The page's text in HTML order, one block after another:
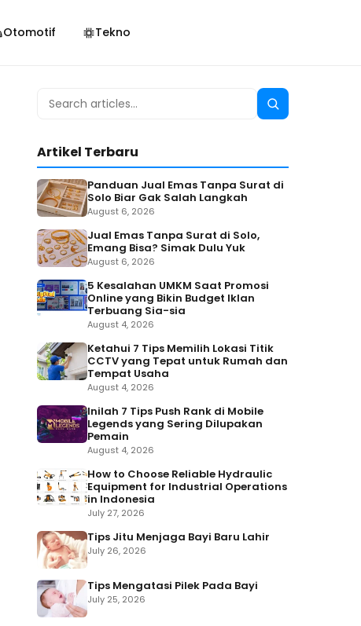
Otomotif Tekno
Search
Search
Artikel Terbaru
Panduan Jual Emas Tanpa Surat di
Solo Biar Gak Salah Langkah
August 6, 2026
Jual Emas Tanpa Surat di Solo,
Emang Bisa? Simak Dulu Yuk
August 6, 2026
5 Kesalahan UMKM Saat Promosi
Online yang Bikin Budget Iklan
Terbuang Sia-sia
August 4, 2026
Ketahui 7 Tips Memilih Lokasi Titik
CCTV yang Tepat untuk Rumah dan
Tempat Usaha
August 4, 2026
Inilah 7 Tips Push Rank di Mobile
Legends yang Sering Dilupakan
Pemain
August 4, 2026
How to Choose Reliable Hydraulic
Equipment for Industrial Operations
in Indonesia
July 27, 2026
Tips Jitu Menjaga Bayi Baru Lahir
July 26, 2026
Tips Mengatasi Pilek Pada Bayi
July 25, 2026